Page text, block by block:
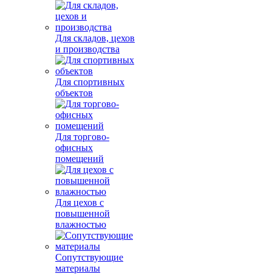
Для складов, цехов
и производства
Для спортивных
объектов
Для торгово-
офисных
помещений
Для цехов с
повышенной
влажностью
Сопутствующие
материалы